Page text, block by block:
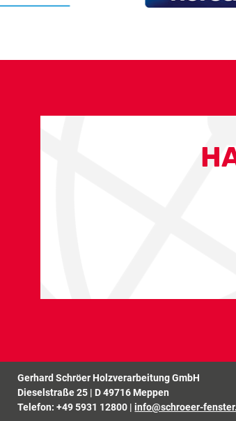
Gerhard Schröer Holzverarbeitung GmbH
Dieselstraße 25 | D 49716 Meppen
Telefon:+49 5931 12800 |info@schroeer-